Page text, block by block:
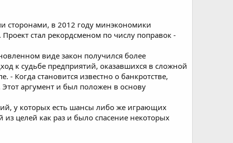
сторонами, в 2012 году минэкономики
стал рекордсменом по числу поправок -
виде закон получился более
к судьбе предприятий, оказавшихся в сложной
Когда становится известно о банкротстве,
аргумент и был положен в основу
у которых есть шансы либо же играющих
целей как раз и было спасение некоторых